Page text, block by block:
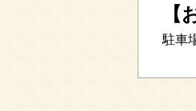
駐車